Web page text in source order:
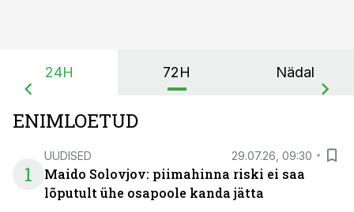
24H 72H Nädal
ENIMLOETUD
1
UUDISED 29.07.26, 09:30
Maido Solovjov: piimahinna riski ei saa
lõputult ühe osapoole kanda jätta